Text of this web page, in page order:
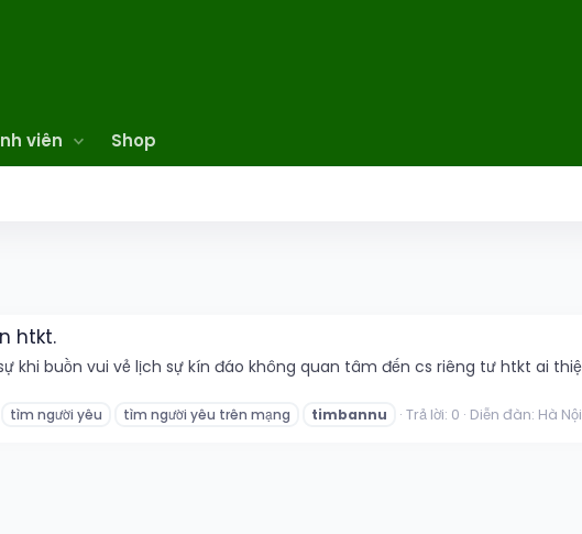
viên Shop
htkt.
khi buồn vui vẻ lịch sự kín đáo không quan tâm đến cs riêng tư htkt ai
tìm người yêu tìm người yêu trên mạng timbannu Trả lời: 0 Diễn đàn: Hà Nội